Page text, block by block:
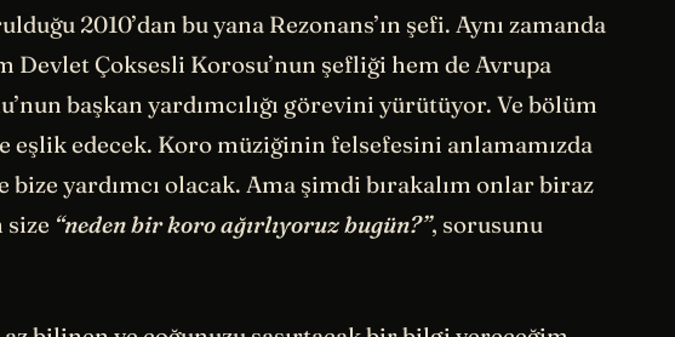
2010’dan bu yana Rezonans’ın şefi. Aynı zamanda
Devlet Çoksesli Korosu’nun şefliği hem de Avrupa
başkan yardımcılığı görevini yürütüyor. Ve bölüm
eşlik edecek. Koro müziğinin felsefesini anlamamızda
yardımcı olacak. Ama şimdi bırakalım onlar biraz
size “neden bir koro ağırlıyoruz bugün?”, sorusunu